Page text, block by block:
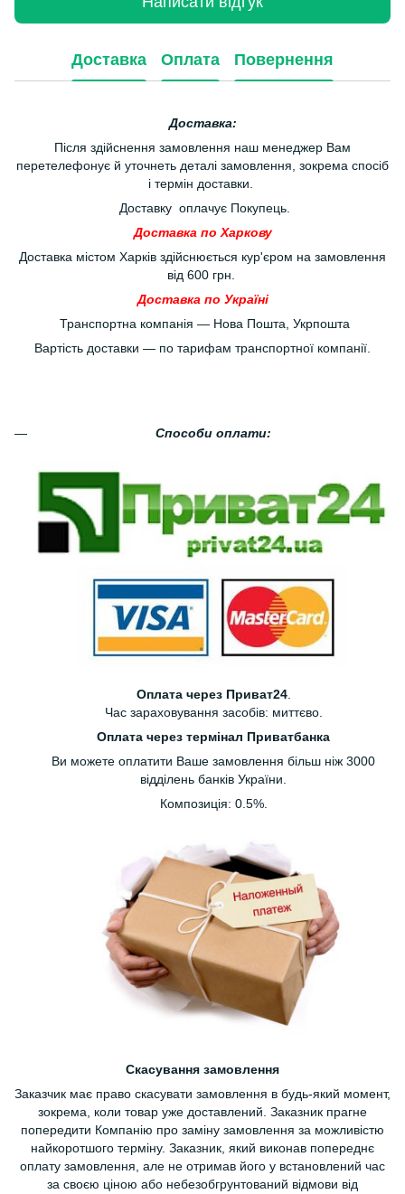
Доставка Оплата Повернення
Доставка:
Після здійснення замовлення наш менеджер Вам
перетелефонує й уточнеть деталі замовлення, зокрема спосіб
і термін доставки.
Доставку оплачує Покупець.
Доставка по Харкову
Доставка містом Харків здійснюється кур'єром на замовлення
від 600 грн.
Доставка по Україні
Транспортна компанія — Нова Пошта, Укрпошта
Вартість доставки — по тарифам транспортної компанії.
Способи оплати:
Оплата через Приват24.
Час зараховування засобів: миттєво.
Оплата через термінал Приватбанка
Ви можете оплатити Ваше замовлення більш ніж 3000
відділень банків України.
Композиція: 0.5%.
Скасування замовлення
Заказчик має право скасувати замовлення в будь-який момент,
зокрема, коли товар уже доставлений. Заказник прагне
попередити Компанію про заміну замовлення за можливістю
найкоротшого терміну. Заказник, який виконав попереднє
оплату замовлення, але не отримав його у встановлений час
за своєю ціною або небезобгрунтований відмови від